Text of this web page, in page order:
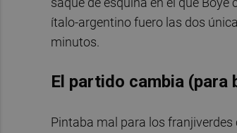
ítalo-argentino fuero las dos
minutos.
El partido cambia (para
Pintaba mal para los